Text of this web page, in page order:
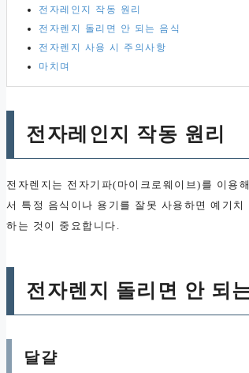
전자레인지 작동 원리
전자렌지 돌리면 안 되는 음식
전자렌지 사용 시 주의사항
마치며
전자레인지 작동 원리
전자렌지는 전자기파(마이크로웨이브)를 이용
서 특정 음식이나 용기를 잘못 사용하면 예기
하는 것이 중요합니다.
전자렌지 돌리면 안 되
달걀